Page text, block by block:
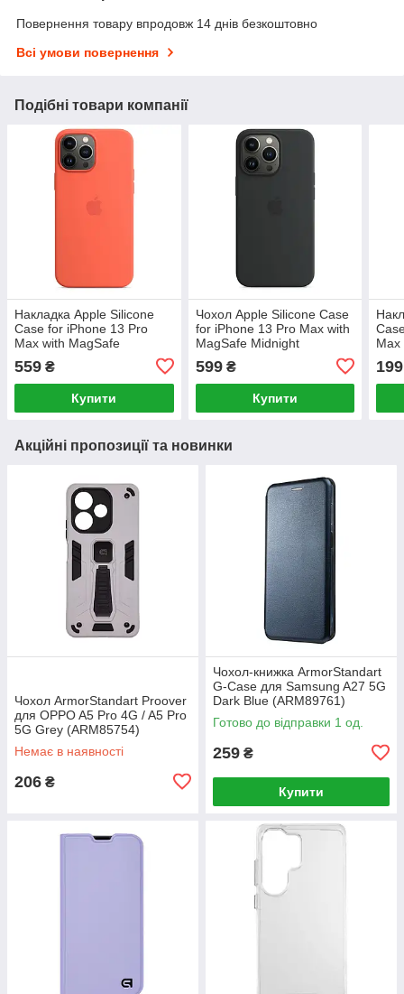
Повернення товару впродовж 14 днів безкоштовно
Всі умови повернення
Подібні товари компанії
Накладка Apple Silicone
Case for iPhone 13 Pro
Max with MagSafe
559 ₴
Купити
Чохол Apple Silicone Case
for iPhone 13 Pro Max with
MagSafe Midnight
599₴
Купити
Max
199
Акційні пропозиції та новинки
Чохол ArmorStandart Proover
для OPPO A5 Pro 4G / A5 Pro
5G Grey (ARM85754)
Немає в наявності
206 ₴
Чохол-книжка ArmorStandart
G-Case для Samsung A27 5G
Dark Blue (ARM89761)
Готово до відправки 1 од.
259 ₴
Купити